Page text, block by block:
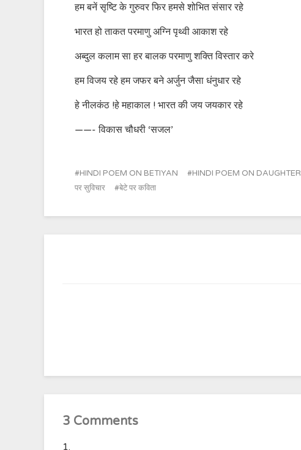
हम बनें सृष्टि के गुरुवर फिर हमसे शोभित संसार रहे
भारत हो ताकत परमाणु अग्नि पृथ्वी आकाश रहे
अब्दुल कलाम सा हर बालक परमाणु शक्ति विस्तार करे
हम विजय रहे हम जफर बने अर्जुन जैसा धंनुधार रहे
हे नीलकंठ !हे महाकाल ! भारत की जय जयकार रहे
——- विकास चौधरी ‘सजल’
HINDI POEM ON BETIYAN HINDI POEM ON DAUGHTER
पर सुविचार
बेटे पर कविता
3 Comments